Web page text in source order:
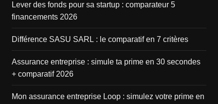
Lever des fonds pour sa startup : comparateur 5
financements 2026
Différence SASU SARL : le comparatif en 7 critères
Assurance entreprise : simule ta prime en 30 secondes
+ comparatif 2026
Mon assurance entreprise Loop : simulez votre prime en